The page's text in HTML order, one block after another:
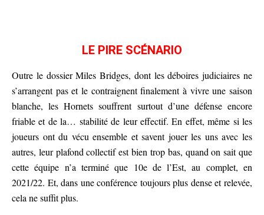
LE PIRE SCÉNARIO
Outre le dossier Miles Bridges, dont les déboires judiciaires ne
s’arrangent pas et le contraignent finalement à vivre une saison
blanche, les Hornets souffrent surtout d’une défense encore
friable et de la… stabilité de leur effectif. En effet, même si les
joueurs ont du vécu ensemble et savent jouer les uns avec les
autres, leur plafond collectif est bien trop bas, quand on sait que
cette équipe n’a terminé que 10e de l’Est, au complet, en
2021/22. Et, dans une conférence toujours plus dense et relevée,
cela ne suffit plus.